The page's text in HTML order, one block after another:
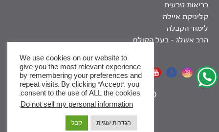
בריאות טבעית
קליניקת איילה
לימוד הקבלה
הרב אשלג – בעל הסולם
אתר שומר שבת
SEO
|
We use cookies on our website to
give you the most relevant experience
by remembering your preferences and
repeat visits. By clicking “Accept”, you
consent to the use of ALL the cookies.
Do not sell my personal information
.
הגדרות עוגיות קבל
x